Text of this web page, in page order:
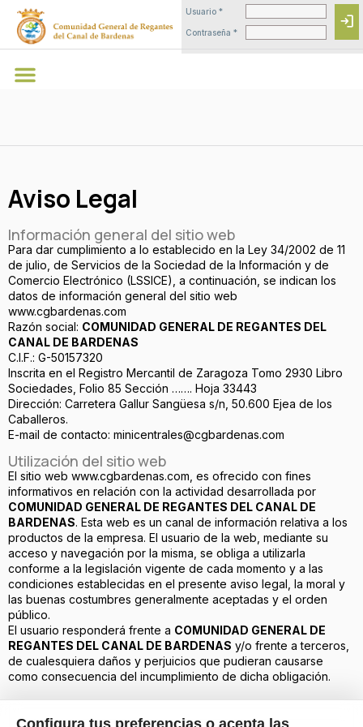
Configura tus preferencias o acepta las
Usuario *
Contraseña *
login
Aviso Legal
Información general del sitio web
Para dar cumplimiento a lo establecido en la Ley 34/2002 de 11
de julio, de Servicios de la Sociedad de la Información y de
Comercio Electrónico (LSSICE), a continuación, se indican los
datos de información general del sitio web
www.cgbardenas.com
Razón social: COMUNIDAD GENERAL DE REGANTES DEL
CANAL DE BARDENAS
C.I.F.: G-50157320
Inscrita en el Registro Mercantil de Zaragoza Tomo 2930 Libro
Sociedades, Folio 85 Sección ……. Hoja 33443
Dirección: Carretera Gallur Sangüesa s/n, 50.600 Ejea de los
Caballeros.
E-mail de contacto: minicentrales@cgbardenas.com
Utilización del sitio web
El sitio web www.cgbardenas.com, es ofrecido con fines
informativos en relación con la actividad desarrollada por
COMUNIDAD GENERAL DE REGANTES DEL CANAL DE
BARDENAS. Esta web es un canal de información relativa a los
productos de la empresa. El usuario de la web, mediante su
acceso y navegación por la misma, se obliga a utilizarla
conforme a la legislación vigente de cada momento y a las
condiciones establecidas en el presente aviso legal, la moral y
las buenas costumbres generalmente aceptadas y el orden
público.
El usuario responderá frente a COMUNIDAD GENERAL DE
REGANTES DEL CANAL DE BARDENAS y/o frente a terceros,
de cualesquiera daños y perjuicios que pudieran causarse
como consecuencia del incumplimiento de dicha obligación.